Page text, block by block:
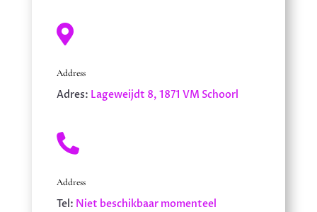

Address
Adres: Lageweijdt 8, 1871 VM Schoorl

Address
Tel: Niet beschikbaar momenteel